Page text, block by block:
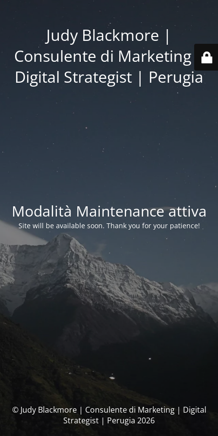
Judy Blackmore |
Consulente di Marketing |
Digital Strategist | Perugia
Modalità Maintenance attiva
Site will be available soon. Thank you for your patience!
© Judy Blackmore | Consulente di Marketing | Digital
Strategist | Perugia 2026